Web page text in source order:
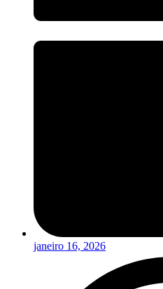
janeiro 16, 2026